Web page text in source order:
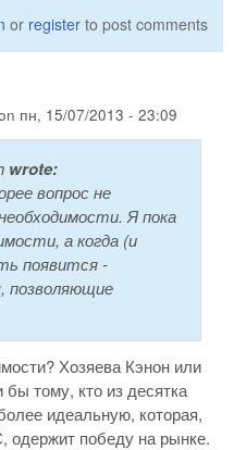
or register to post comments
пн, 15/07/2013 - 23:09
wrote:
вопрос не
Я пока
а когда (и
появится -
позволяющие
Хозяева Кэнон или
тому, кто из десятка
идеальную, которая,
одержит победу на рынке.